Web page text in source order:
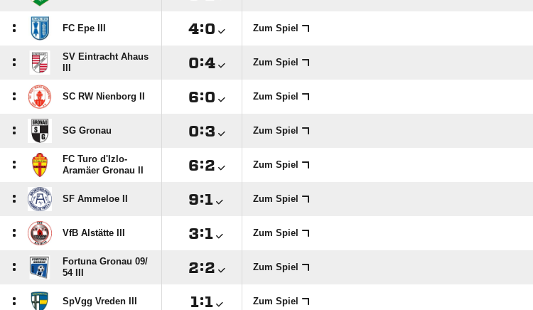
: FC Epe III : Zum Spiel
:
SV Eintracht Ahaus
: Zum Spiel
: SC RW Nienborg II : Zum Spiel
: SG Gronau : Zum Spiel
:
FC Turo d'Izlo-
Aramäer Gronau II
: Zum Spiel
: SF Ammeloe II : Zum Spiel
: VfB Alstätte III : Zum Spiel
:
Fortuna Gronau 09/​
54 III
: Zum Spiel
: SpVgg Vreden III : Zum Spiel